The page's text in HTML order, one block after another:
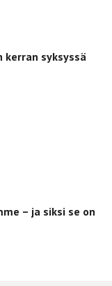
kerran syksyssä
– ja siksi se on